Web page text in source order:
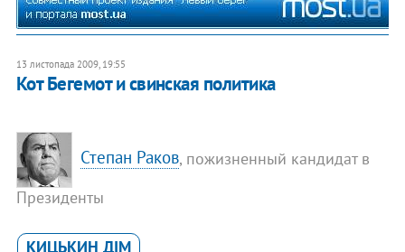
13 листопада 2009, 19:55
Кот Бегемот и свинская политика
Степан Раков, пожизненный кандидат в
Президенты
КИЦЬКИН ДІМ